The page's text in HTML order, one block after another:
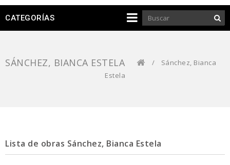
CATEGORÍAS
SÁNCHEZ, BIANCA ESTELA /
Sánchez, Bianca
Estela
Lista de obras Sánchez, Bianca Estela